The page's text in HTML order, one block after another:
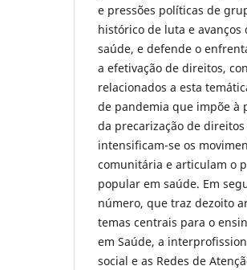
e pressões políticas de
histórico de luta e avanços
saúde, e defende o
a efetivação de direitos,
relacionados a esta
de pandemia que impõe à
da precarização de
intensificam-se os
comunitária e articulam o
popular em saúde. Em
número, que traz dezoito
temas centrais para o
em Saúde, a
social e as Redes de